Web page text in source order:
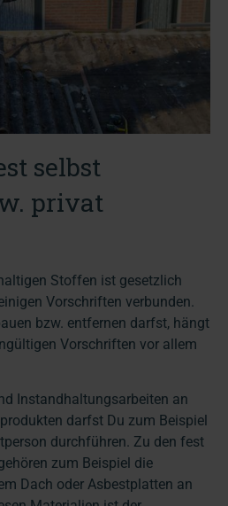
selbst
privat
Stoffen ist gesetzlich
Vorschriften verbunden.
bzw. entfernen darfst, hängt
Vorschriften vor allem
Instandhaltungsarbeiten an
darfst Du zum Beispiel
durchführen. Zu den fest
zum Beispiel die
Dach oder Asbestplatten an